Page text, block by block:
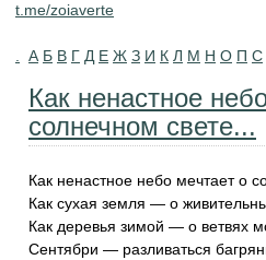
t.me/zoiaverte
А Б В Г Д Е Ж З И К Л М Н О П С
Как ненастное
солнечном свете...
Как ненастное небо мечтает о
Как сухая земля — о
Как деревья зимой — о ветвях
Сентябри — разливаться